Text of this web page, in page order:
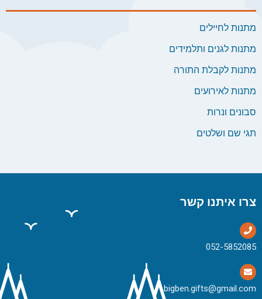
מתנות לחיילים
מתנות לגנים ותלמידים
מתנות לקבלת התורה
מתנות לאירועים
סבונים ונרות
תגי שם ושלטים
צרו איתנו קשר
bigben.gifts@gmail.com